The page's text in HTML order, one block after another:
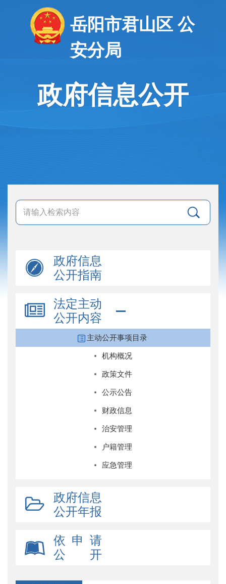
岳阳市君山区 公
安分局
政府信息公开
政府信息
公开指南
法定主动
公开内容
主动公开事项目录
机构概况
政策文件
公示公告
财政信息
治安管理
户籍管理
应急管理
政府信息
公开年报
依 申 请
公 开